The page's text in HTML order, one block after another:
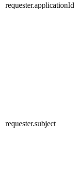
requester.applicationId
requester.subject